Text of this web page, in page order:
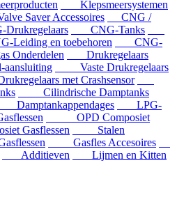
Klepsmeersystemen
Saver Accessoires
CNG /
CNG-Tanks
en toebehoren
CNG-
Onderdelen
Drukregelaars
Vaste Drukregelaars
met Crashsensor
Cilindrische Damptanks
LPG-
OPD Composiet
Gasflessen
Stalen
Gasfles Accesoires
Additieven
Lijmen en Kitten